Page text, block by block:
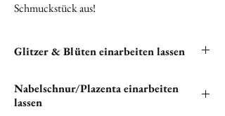
Schmuckstück aus!
Glitzer & Blüten einarbeiten lassen
deine Halskette einarbeiten zu lassen. Bitte
klicken unten auf "
Nabelschnur/Plazenta einarbeiten
lassen